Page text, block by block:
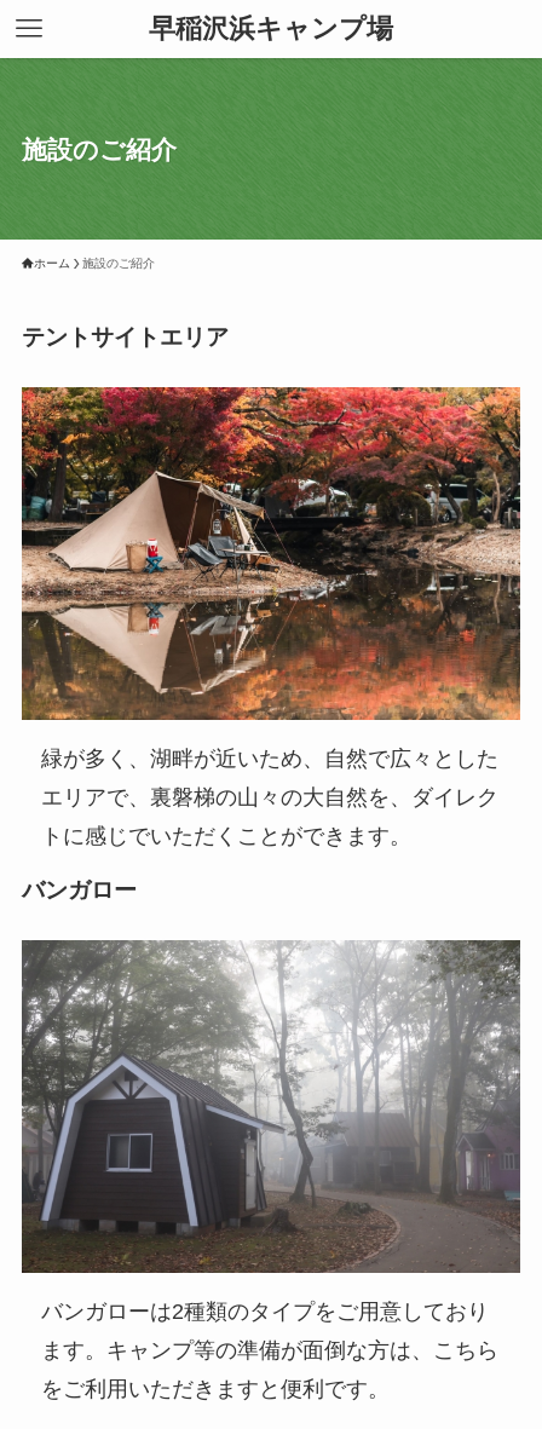
早稲沢浜キャンプ場
施設のご紹介
ホーム 施設のご紹介
テントサイトエリア
緑が多く、湖畔が近いため、自然で広々とした
エリアで、裏磐梯の山々の大自然を、ダイレク
トに感じでいただくことができます。
バンガロー
バンガローは2種類のタイプをご用意しており
ます。キャンプ等の準備が面倒な方は、こちら
をご利用いただきますと便利です。